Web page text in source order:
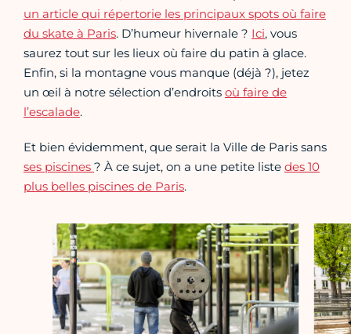
un article qui répertorie les principaux spots où faire
du skate à Paris. D’humeur hivernale ? Ici, vous
saurez tout sur les lieux où faire du patin à glace.
Enfin, si la montagne vous manque (déjà ?), jetez
un œil à notre sélection d’endroits où faire de
l’escalade.
Et bien évidemment, que serait la Ville de Paris sans
ses piscines ? À ce sujet, on a une petite liste des 10
plus belles piscines de Paris.